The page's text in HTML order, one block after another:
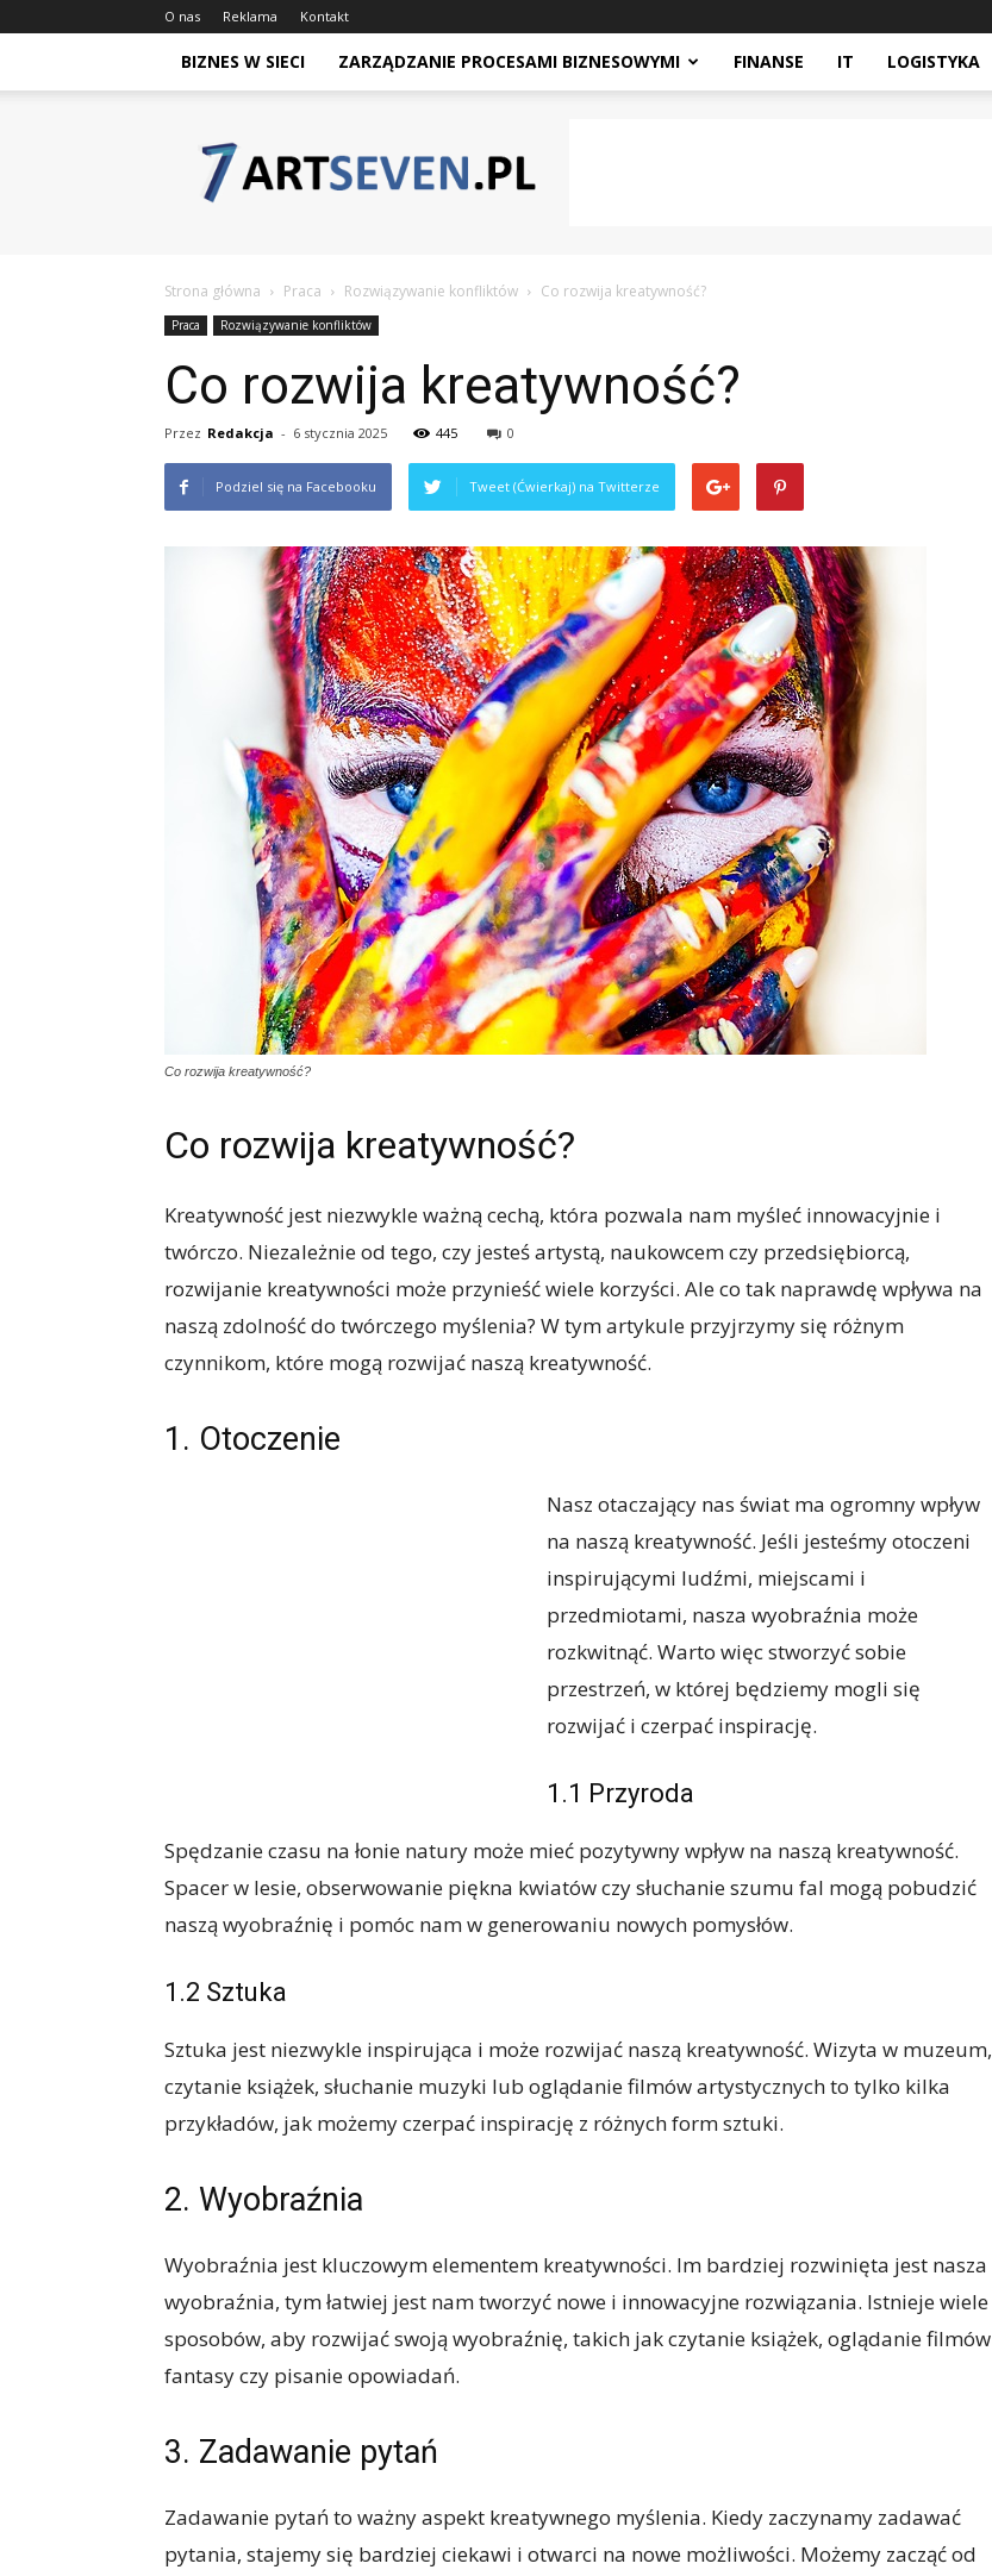
O nas Reklama Kontakt
BIZNES W SIECI ZARZĄDZANIE PROCESAMI BIZNESOWYMI FINANSE IT LOGISTYKA
Strona główna Praca Rozwiązywanie konfliktów Co rozwija kreatywność?
Praca Rozwiązywanie konfliktów
Co rozwija kreatywność?
Przez Redakcja - 6 stycznia 2025 445 0
Podziel się na Facebooku Tweet (Ćwierkaj) na Twitterze
Co rozwija kreatywność?
Co rozwija kreatywność?
Kreatywność jest niezwykle ważną cechą, która pozwala nam myśleć innowacyjnie i
twórczo. Niezależnie od tego, czy jesteś artystą, naukowcem czy przedsiębiorcą,
rozwijanie kreatywności może przynieść wiele korzyści. Ale co tak naprawdę wpływa na
naszą zdolność do twórczego myślenia? W tym artykule przyjrzymy się różnym
czynnikom, które mogą rozwijać naszą kreatywność.
1. Otoczenie
Nasz otaczający nas świat ma ogromny wpływ
na naszą kreatywność. Jeśli jesteśmy otoczeni
inspirującymi ludźmi, miejscami i
przedmiotami, nasza wyobraźnia może
rozkwitnąć. Warto więc stworzyć sobie
przestrzeń, w której będziemy mogli się
rozwijać i czerpać inspirację.
1.1 Przyroda
Spędzanie czasu na łonie natury może mieć pozytywny wpływ na naszą kreatywność.
Spacer w lesie, obserwowanie piękna kwiatów czy słuchanie szumu fal mogą pobudzić
naszą wyobraźnię i pomóc nam w generowaniu nowych pomysłów.
1.2 Sztuka
Sztuka jest niezwykle inspirująca i może rozwijać naszą kreatywność. Wizyta w muzeum,
czytanie książek, słuchanie muzyki lub oglądanie filmów artystycznych to tylko kilka
przykładów, jak możemy czerpać inspirację z różnych form sztuki.
2. Wyobraźnia
Wyobraźnia jest kluczowym elementem kreatywności. Im bardziej rozwinięta jest nasza
wyobraźnia, tym łatwiej jest nam tworzyć nowe i innowacyjne rozwiązania. Istnieje wiele
sposobów, aby rozwijać swoją wyobraźnię, takich jak czytanie książek, oglądanie filmów
fantasy czy pisanie opowiadań.
3. Zadawanie pytań
Zadawanie pytań to ważny aspekt kreatywnego myślenia. Kiedy zaczynamy zadawać
pytania, stajemy się bardziej ciekawi i otwarci na nowe możliwości. Możemy zacząć od